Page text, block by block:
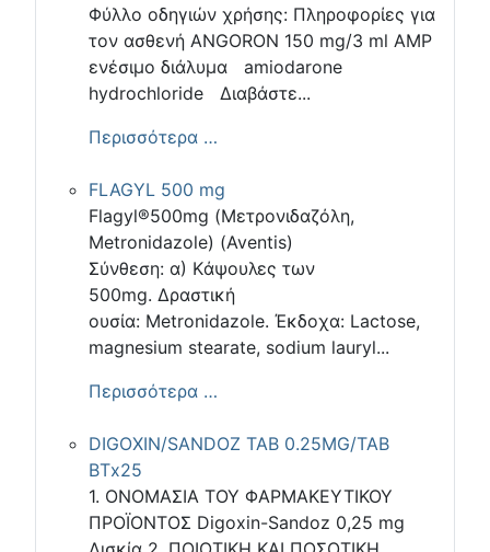
Φύλλο οδηγιών χρήσης: Πληροφορίες για
τον ασθενή ANGORON 150 mg/3 ml AMP
ενέσιμο διάλυμα amiodarone
hydrochloride Διαβάστε...
Περισσότερα …
FLAGYL 500 mg
Flagyl®500mg (Μετρονιδαζόλη,
Μetronidazole) (Aventis)
Σύνθεση: α) Kάψουλες των
500mg. Δραστική
ουσία: Μetronidazole. Έκδοχα: Lactose,
magnesium stearate, sodium lauryl...
Περισσότερα …
DIGOXIN/SANDOZ TAB 0.25MG/TAB
ΒΤx25
1. ΟΝΟΜΑΣΙΑ ΤΟΥ ΦΑΡΜΑΚΕΥΤΙΚΟΥ
ΠΡΟΪΟΝΤΟΣ Digoxin-Sandoz 0,25 mg